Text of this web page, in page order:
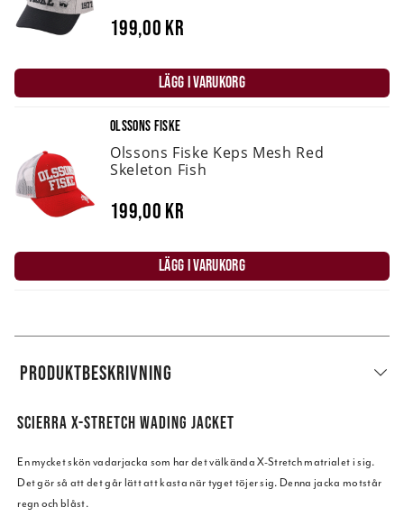
199,00 kr
LÄGG I VARUKORG
OLSSONS FISKE
Olssons Fiske Keps Mesh Red
Skeleton Fish
199,00 kr
LÄGG I VARUKORG
PRODUKTBESKRIVNING
SCIERRA X-STRETCH WADING JACKET
En mycket skön vadarjacka som har det välkända X-Stretch matrialet i sig.
Det gör så att det går lätt att kasta när tyget töjer sig. Denna jacka motstår
regn och blåst.